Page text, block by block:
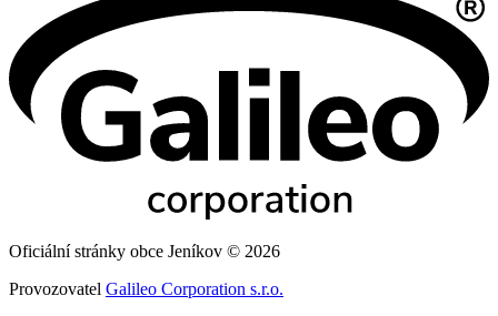
Oficiální stránky obce Jeníkov © 2026
Provozovatel Galileo Corporation s.r.o.